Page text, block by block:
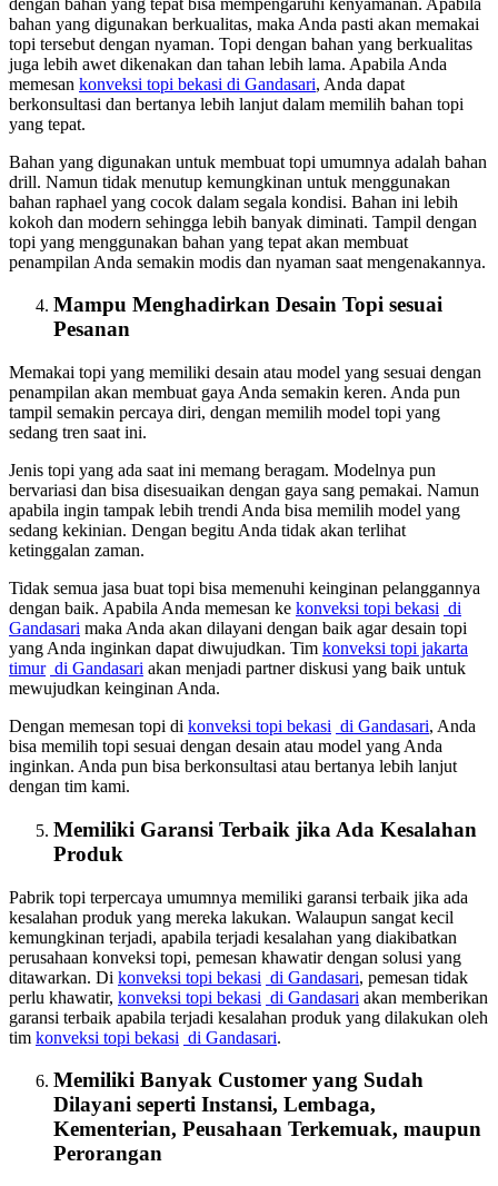
bahan yang digunakan berkualitas, maka Anda pasti akan memakai
topi tersebut dengan nyaman. Topi dengan bahan yang berkualitas
juga lebih awet dikenakan dan tahan lebih lama. Apabila Anda
memesan konveksi topi bekasi di Gandasari, Anda dapat
berkonsultasi dan bertanya lebih lanjut dalam memilih bahan topi
yang tepat.
Bahan yang digunakan untuk membuat topi umumnya adalah bahan
drill. Namun tidak menutup kemungkinan untuk menggunakan
bahan raphael yang cocok dalam segala kondisi. Bahan ini lebih
kokoh dan modern sehingga lebih banyak diminati. Tampil dengan
topi yang menggunakan bahan yang tepat akan membuat
penampilan Anda semakin modis dan nyaman saat mengenakannya.
Mampu Menghadirkan Desain Topi sesuai
Pesanan
Memakai topi yang memiliki desain atau model yang sesuai dengan
penampilan akan membuat gaya Anda semakin keren. Anda pun
tampil semakin percaya diri, dengan memilih model topi yang
sedang tren saat ini.
Jenis topi yang ada saat ini memang beragam. Modelnya pun
bervariasi dan bisa disesuaikan dengan gaya sang pemakai. Namun
apabila ingin tampak lebih trendi Anda bisa memilih model yang
sedang kekinian. Dengan begitu Anda tidak akan terlihat
ketinggalan zaman.
Tidak semua jasa buat topi bisa memenuhi keinginan pelanggannya
dengan baik. Apabila Anda memesan ke konveksi topi bekasi di
Gandasari maka Anda akan dilayani dengan baik agar desain topi
yang Anda inginkan dapat diwujudkan. Tim konveksi topi jakarta
timur di Gandasari akan menjadi partner diskusi yang baik untuk
mewujudkan keinginan Anda.
Dengan memesan topi di konveksi topi bekasi di Gandasari, Anda
bisa memilih topi sesuai dengan desain atau model yang Anda
inginkan. Anda pun bisa berkonsultasi atau bertanya lebih lanjut
dengan tim kami.
Memiliki Garansi Terbaik jika Ada Kesalahan
Produk
Pabrik topi terpercaya umumnya memiliki garansi terbaik jika ada
kesalahan produk yang mereka lakukan. Walaupun sangat kecil
kemungkinan terjadi, apabila terjadi kesalahan yang diakibatkan
perusahaan konveksi topi, pemesan khawatir dengan solusi yang
ditawarkan. Di konveksi topi bekasi di Gandasari, pemesan tidak
perlu khawatir, konveksi topi bekasi di Gandasari akan memberikan
garansi terbaik apabila terjadi kesalahan produk yang dilakukan oleh
tim konveksi topi bekasi di Gandasari.
Memiliki Banyak Customer yang Sudah
Dilayani seperti Instansi, Lembaga,
Kementerian, Peusahaan Terkemuak, maupun
Perorangan